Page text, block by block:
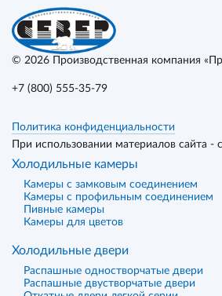
© 2026 Производственная компания
+7 (800) 555-35-79
Политика конфиденциальности
При использовании материалов сайта -
Холодильные камеры
Камеры с замковым соединением
Камеры с профильным соединением
Пивные камеры
Камеры для цветов
Холодильные двери
Распашные одностворчатые двери
Распашные двустворчатые двери